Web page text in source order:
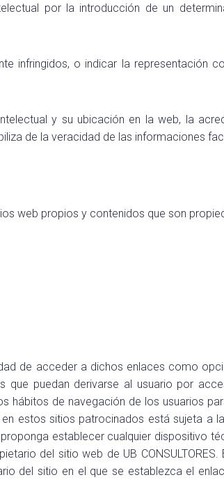
por la introducción de un
infringidos, o indicar la representación
y su ubicación en la web, la
de la veracidad de las informaciones
web propios y contenidos que son
de acceder a dichos enlaces como
que puedan derivarse al usuario por
hábitos de navegación de los usuarios
estos sitios patrocinados está sujeta a
establecer cualquier dispositivo
del sitio web de UB
del sitio en el que se establezca el